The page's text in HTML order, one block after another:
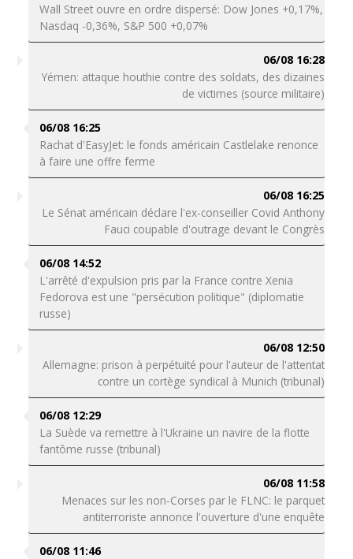
Wall Street ouvre en ordre dispersé: Dow Jones +0,17%,
Nasdaq -0,36%, S&P 500 +0,07%
06/08 16:28
Yémen: attaque houthie contre des soldats, des dizaines
de victimes (source militaire)
06/08 16:25
Rachat d'EasyJet: le fonds américain Castlelake renonce
à faire une offre ferme
06/08 16:25
Le Sénat américain déclare l'ex-conseiller Covid Anthony
Fauci coupable d'outrage devant le Congrès
06/08 14:52
L'arrêté d'expulsion pris par la France contre Xenia
Fedorova est une "persécution politique" (diplomatie
russe)
06/08 12:50
Allemagne: prison à perpétuité pour l'auteur de l'attentat
contre un cortège syndical à Munich (tribunal)
06/08 12:29
La Suède va remettre à l'Ukraine un navire de la flotte
fantôme russe (tribunal)
06/08 11:58
Menaces sur les non-Corses par le FLNC: le parquet
antiterroriste annonce l'ouverture d'une enquête
06/08 11:46